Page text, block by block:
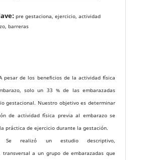
pre gestaciona, ejercicio, actividad
barreras
pesar de los beneficios de la actividad física
solo un 33 % de las embarazadas
gestacional. Nuestro objetivo es determinar
de actividad física previa al embarazo se
práctica de ejercicio durante la gestación.
Se realizó un estudio descriptivo,
transversal a un grupo de embarazadas que